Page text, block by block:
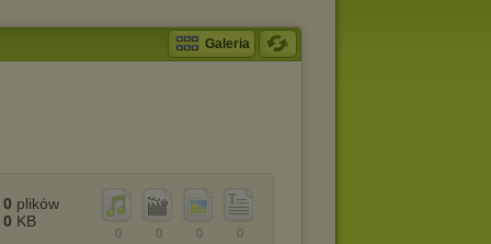
Galeria
0
0
0
0
0 plików
0 KB